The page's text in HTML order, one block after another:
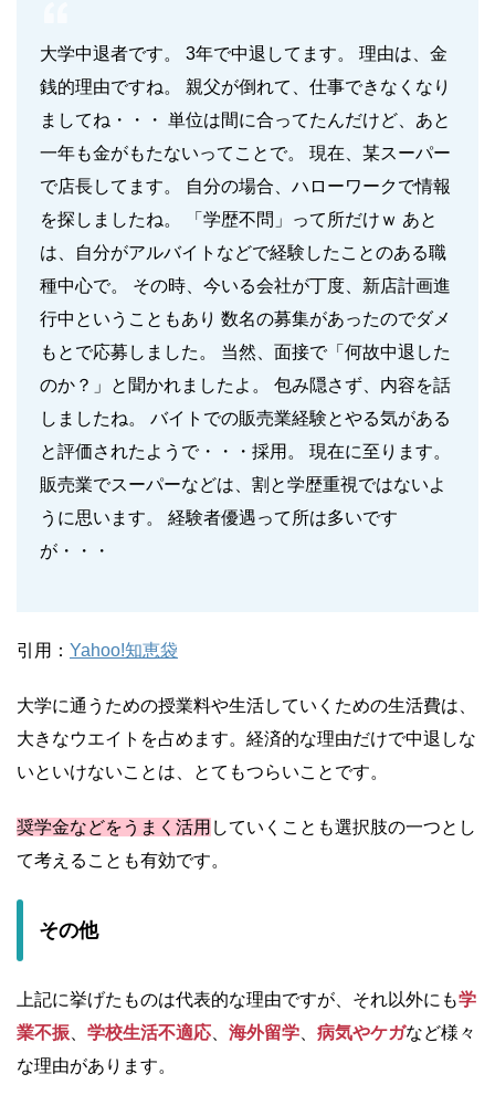
大学中退者です。 3年で中退してます。 理由は、金
銭的理由ですね。 親父が倒れて、仕事できなくなり
ましてね・・・ 単位は間に合ってたんだけど、あと
一年も金がもたないってことで。 現在、某スーパー
で店長してます。 自分の場合、ハローワークで情報
を探しましたね。 「学歴不問」って所だけｗ あと
は、自分がアルバイトなどで経験したことのある職
種中心で。 その時、今いる会社が丁度、新店計画進
行中ということもあり 数名の募集があったのでダメ
もとで応募しました。 当然、面接で「何故中退した
のか？」と聞かれましたよ。 包み隠さず、内容を話
しましたね。 バイトでの販売業経験とやる気がある
と評価されたようで・・・採用。 現在に至ります。
販売業でスーパーなどは、割と学歴重視ではないよ
うに思います。 経験者優遇って所は多いです
が・・・
引用： Yahoo!知恵袋
大学に通うための授業料や生活していくための生活費は、
大きなウエイトを占めます。経済的な理由だけで中退しな
いといけないことは、とてもつらいことです。
奨学金などをうまく活用 していくことも選択肢の一つとし
て考えることも有効です。
その他
上記に挙げたものは代表的な理由ですが、それ以外にも学
業不振
学校生活不適応 海外留学 病気やケガなど様々
な理由があります。